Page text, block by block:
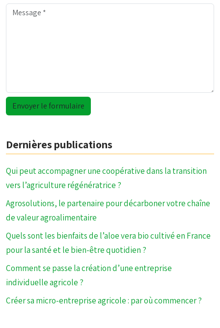
Dernières publications
Qui peut accompagner une coopérative dans la transition
vers l’agriculture régénératrice ?
Agrosolutions, le partenaire pour décarboner votre chaîne
de valeur agroalimentaire
Quels sont les bienfaits de l’aloe vera bio cultivé en France
pour la santé et le bien-être quotidien ?
Comment se passe la création d’une entreprise
individuelle agricole ?
Créer sa micro-entreprise agricole : par où commencer ?